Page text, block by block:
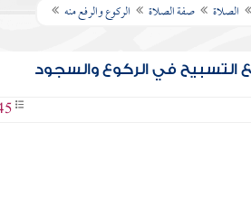
الصلاة صفة الصلاة الركوع والرفع منه
التسبيح في الركوع والسجود